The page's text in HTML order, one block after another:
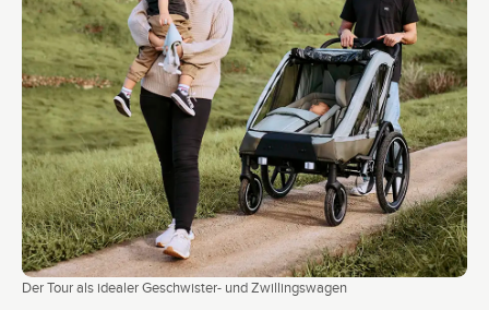
Der Tour als idealer Geschwister- und Zwillingswagen